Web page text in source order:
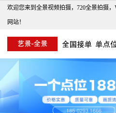
欢迎您来到全景视频拍摄，720全景拍摄
网站！